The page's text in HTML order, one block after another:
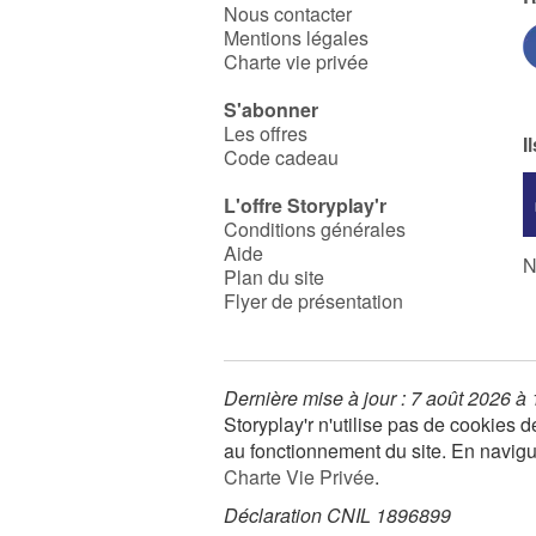
Nous contacter
Mentions légales
Charte vie privée
S'abonner
Les offres
Code cadeau
L'offre Storyplay'r
Conditions générales
Aide
Plan du site
Flyer de présentation
Dernière mise à jour : 7 août 2026 à
Storyplay'r n'utilise pas de cookies
au fonctionnement du site. En
Charte Vie Privée.
Déclaration CNIL 1896899